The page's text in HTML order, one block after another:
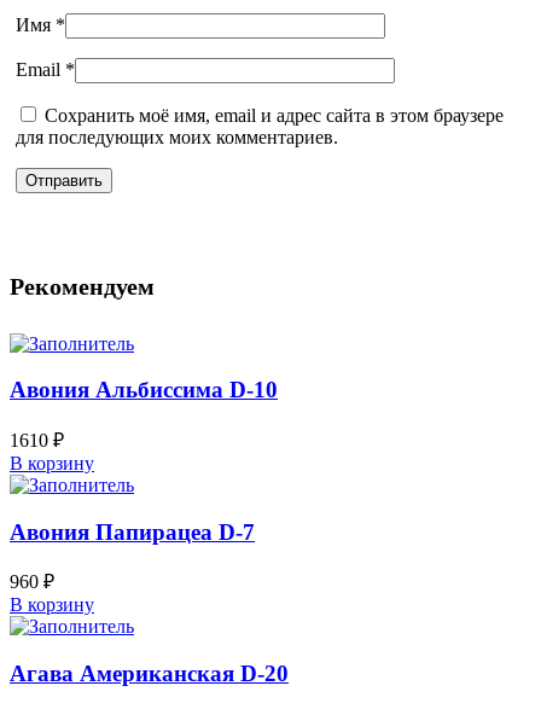
Имя *
Email *
Сохранить моё имя, email и адрес сайта в этом браузере
для последующих моих комментариев.
Рекомендуем
Авония Альбиссима D-10
1610 ₽
В корзину
Авония Папирацеа D-7
960 ₽
В корзину
Агава Американская D-20